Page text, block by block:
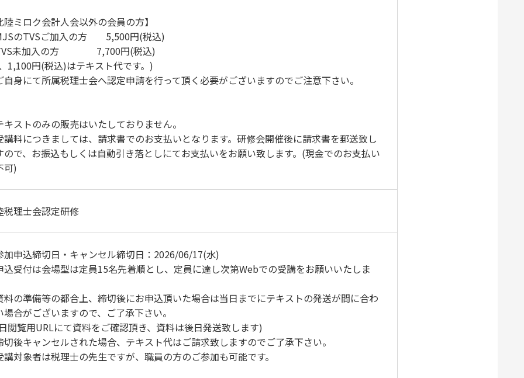
陸ミロク会計人会以外の会員の方】
のTVSご加入の方 5,500円(税込)
未加入の方 7,700円(税込)
1,100円(税込)はテキスト代です。)
自身にて所属税理士会へ認定申請を行って頂く必要がございますのでご注意下さい。
ストのみの販売はいたしておりません。
料につきましては、請求書でのお支払いとなります。研修会開催後に請求書を郵送致し
ので、お振込もしくは自動引き落としにてお支払いをお願い致します。(現金でのお支払い
可)
税理士会認定研修
申込締切日・キャンセル締切日：2026/06/17(水)
受付は会場型は定員15名先着順とし、定員に達し次第Webでの受講をお願いいたしま
の準備等の都合上、締切後にお申込頂いた場合は当日までにテキストの発送が間に合わ
場合がございますので、ご了承下さい。
閲覧用URLにて資料をご確認頂き、資料は後日発送致します)
後キャンセルされた場合、テキスト代はご請求致しますのでご了承下さい。
対象者は税理士の先生ですが、職員の方のご参加も可能です。